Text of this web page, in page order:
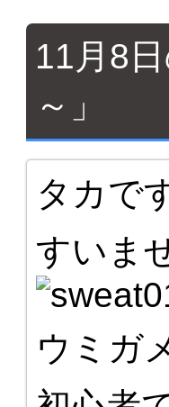
11月8
～」
タカで
すいま
ウミガ